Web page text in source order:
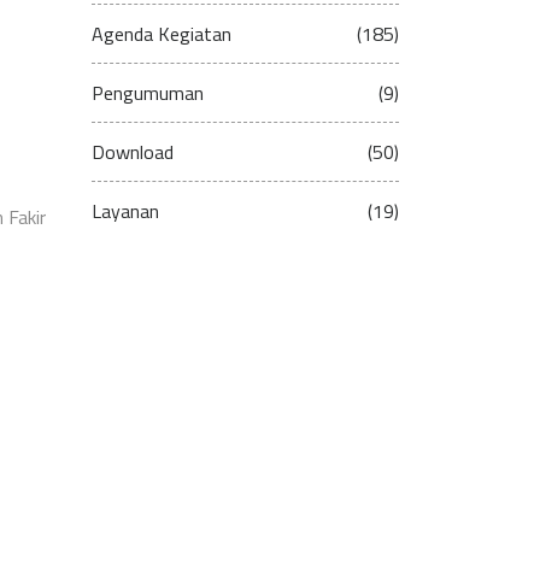
Agenda Kegiatan (185)
Pengumuman (9)
Download (50)
Layanan (19)